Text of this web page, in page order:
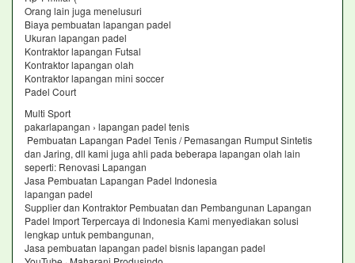
Orang lain juga menelusuri
Biaya pembuatan lapangan padel
Ukuran lapangan padel
Kontraktor lapangan Futsal
Kontraktor lapangan olah
Kontraktor lapangan mini soccer
Padel Court
Multi Sport
pakarlapangan › lapangan padel tenis
Pembuatan Lapangan Padel Tenis / Pemasangan Rumput Sintetis
dan Jaring, dll kami juga ahli pada beberapa lapangan olah lain
seperti: Renovasi Lapangan
Jasa Pembuatan Lapangan Padel Indonesia
lapangan padel
Supplier dan Kontraktor Pembuatan dan Pembangunan Lapangan
Padel Import Terpercaya di Indonesia Kami menyediakan solusi
lengkap untuk pembangunan,
Jasa pembuatan lapangan padel bisnis lapangan padel